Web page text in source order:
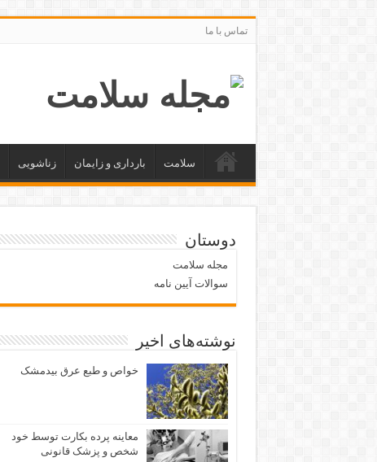
تماس با ما
سلامت بارداری و زایمان زناشویی
دوستان
مجله سلامت
سوالات آیین نامه
نوشته‌های اخیر
خواص و طبع عرق بیدمشک
معاینه پرده بکارت توسط خود
شخص و پزشک قانونی